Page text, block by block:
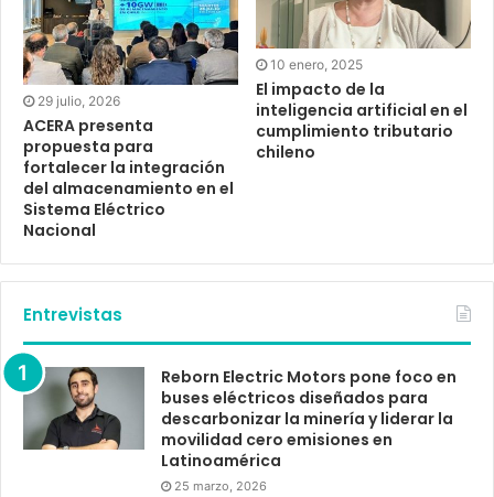
29 julio, 2026
ACERA presenta
propuesta para
fortalecer la integración
del almacenamiento en el
Sistema Eléctrico
Nacional
10 enero, 2025
El impacto de la
inteligencia artificial en el
cumplimiento tributario
chileno
Entrevistas
Reborn Electric Motors pone foco en
buses eléctricos diseñados para
descarbonizar la minería y liderar la
movilidad cero emisiones en
Latinoamérica
25 marzo, 2026